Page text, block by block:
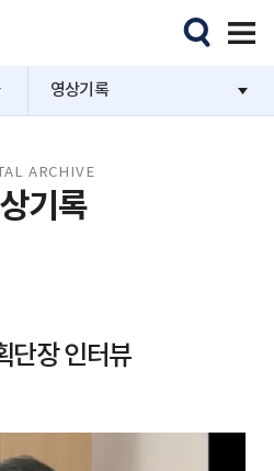
영상기록
ARCHIVE
기록
단장 인터뷰